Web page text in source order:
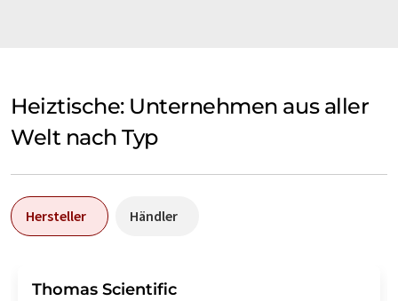
Heiztische: Unternehmen aus aller
Welt nach Typ
Hersteller Händler
Thomas Scientific